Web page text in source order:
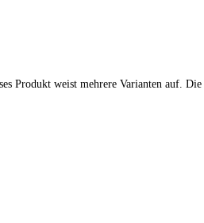
Produkt weist mehrere Varianten auf.